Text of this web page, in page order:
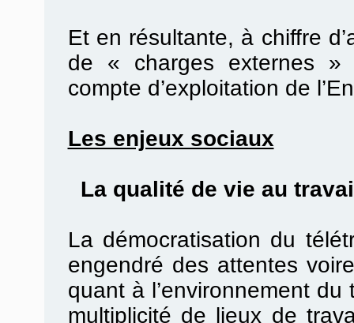
Et en résultante, à chiffre
de « charges externes
compte d’exploitation de
Les enjeux sociaux
La qualité de vie au
La démocratisation du
engendré des attentes
quant à l’environnement
multiplicité de lieux de